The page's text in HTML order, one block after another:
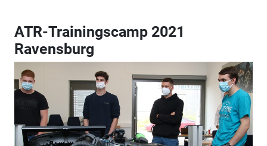
ATR-Trainingscamp 2021
Ravensburg